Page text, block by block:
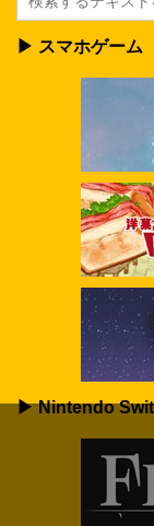
▶ スマホゲーム
▶ Nintendo